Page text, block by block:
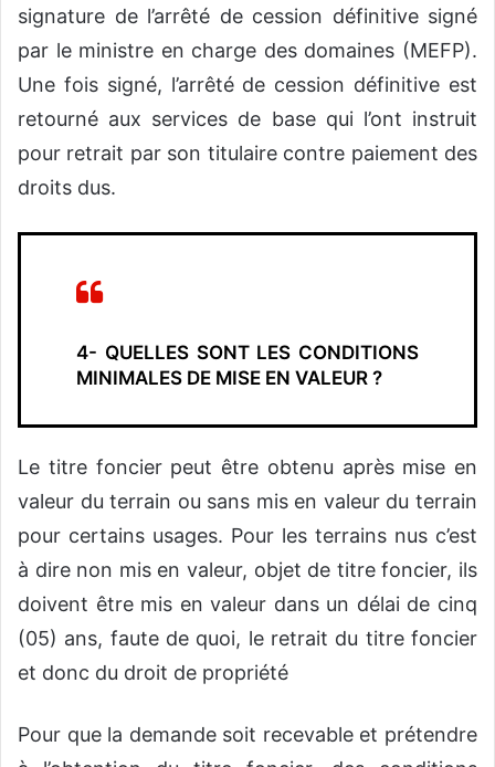
signature de l’arrêté de cession définitive signé
par le ministre en charge des domaines (MEFP).
Une fois signé, l’arrêté de cession définitive est
retourné aux services de base qui l’ont instruit
pour retrait par son titulaire contre paiement des
droits dus.
4- QUELLES SONT LES CONDITIONS
MINIMALES DE MISE EN VALEUR ?
Le titre foncier peut être obtenu après mise en
valeur du terrain ou sans mis en valeur du terrain
pour certains usages. Pour les terrains nus c’est
à dire non mis en valeur, objet de titre foncier, ils
doivent être mis en valeur dans un délai de cinq
(05) ans, faute de quoi, le retrait du titre foncier
et donc du droit de propriété
Pour que la demande soit recevable et prétendre